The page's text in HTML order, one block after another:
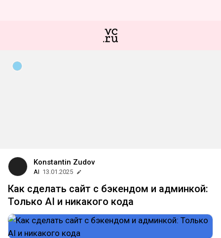
Konstantin Zudov
AI 13.01.2025
Как сделать сайт с бэкендом и админкой:
Только AI и никакого кода